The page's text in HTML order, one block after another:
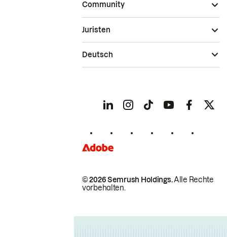
Community
© 2026 Semrush Holdings.Alle Rechte
vorbehalten.
Juristen
Deutsch